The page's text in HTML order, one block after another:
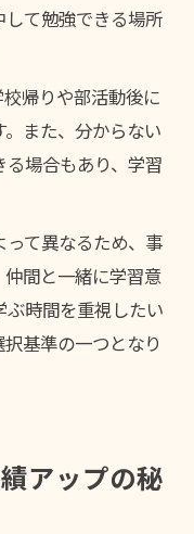
て勉強できる場所
帰りや部活動後に
また、分からない
場合もあり、学習
て異なるため、事
間と一緒に学習意
時間を重視したい
基準の一つとなり
アップの秘